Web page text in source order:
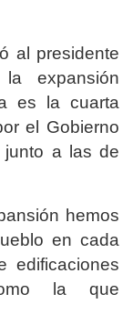
al presidente
expansión
es la cuarta
el Gobierno
a las de
hemos
en cada
edificaciones
la que